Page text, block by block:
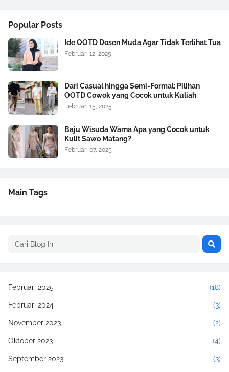
Popular Posts
Ide OOTD Dosen Muda Agar Tidak Terlihat Tua
Februari 12, 2025
Dari Casual hingga Semi-Formal: Pilihan
OOTD Cowok yang Cocok untuk Kuliah
Februari 15, 2025
Baju Wisuda Warna Apa yang Cocok untuk
Kulit Sawo Matang?
Februari 07, 2025
Main Tags
Februari 2025 (18)
Februari 2024 (3)
November 2023 (2)
Oktober 2023 (4)
September 2023 (3)